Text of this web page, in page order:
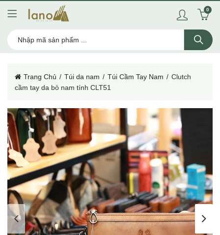
0
Trang Chủ Túi da nam Túi Cầm Tay Nam
Clutch
cầm tay da bò nam tính CLT51